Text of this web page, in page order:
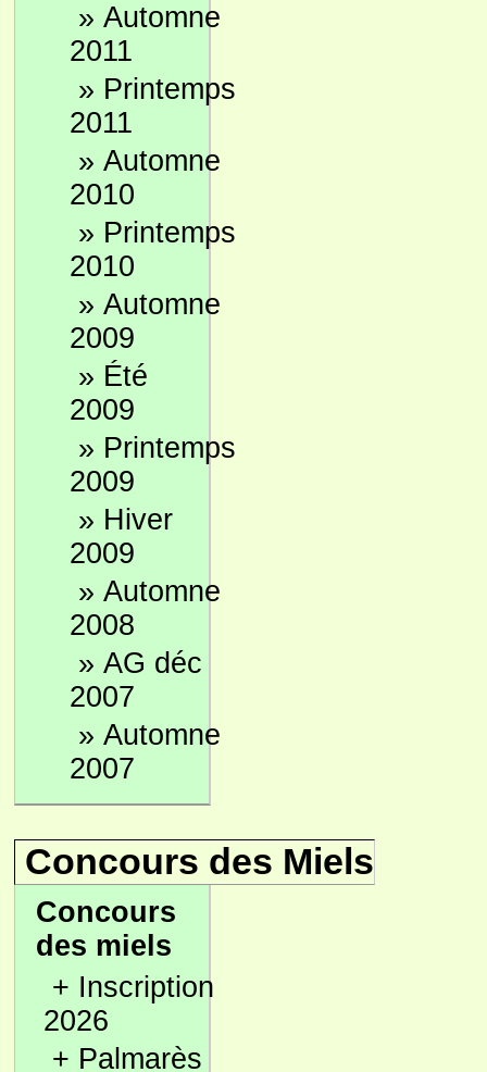
» Automne
2011
» Printemps
2011
» Automne
2010
» Printemps
2010
» Automne
2009
» Été
2009
» Printemps
2009
» Hiver
2009
» Automne
2008
» AG déc
2007
» Automne
2007
Concours des Miels
Concours
des miels
+ Inscription
2026
+ Palmarès